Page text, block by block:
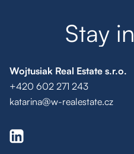
Stay in
Wojtusiak Real Estate s.r.o.
+420 602 271 243
katarina@w-realestate.cz